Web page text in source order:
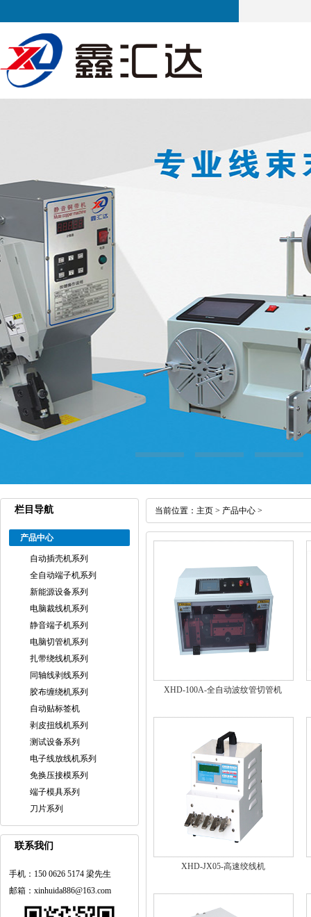
栏目导航
产品中心
自动插壳机系列
全自动端子机系列
新能源设备系列
电脑裁线机系列
静音端子机系列
电脑切管机系列
扎带绕线机系列
同轴线剥线系列
胶布缠绕机系列
自动贴标签机
剥皮扭线机系列
测试设备系列
电子线放线机系列
免换压接模系列
端子模具系列
刀片系列
联系我们
手机：150 0626 5174 梁先生
邮箱：xinhuida886@163.com
当前位置： 主页 > 产品中心 >
XHD-100A-全自动波纹管切管机
XHD-JX05-高速绞线机